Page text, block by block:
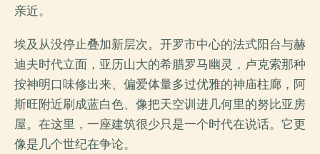
亲近。
埃及从没停止叠加新层次。开罗市中心的法式阳台与赫
迪夫时代立面，亚历山大的希腊罗马幽灵，卢克索那种
按神明口味修出来、偏爱体量多过优雅的神庙柱廊，阿
斯旺附近刷成蓝白色、像把天空训进几何里的努比亚房
屋。在这里，一座建筑很少只是一个时代在说话。它更
像是几个世纪在争论。